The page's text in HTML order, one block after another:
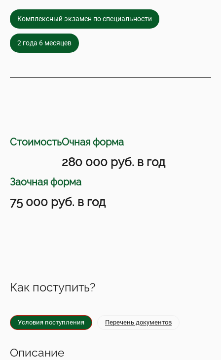
Комплексный экзамен по специальности
2 года 6 месяцев
СтоимостьОчная форма
280 000 руб. в год
Заочная форма
75 000 руб. в год
Как поступить?
Условия поступления Перечень документов
Описание